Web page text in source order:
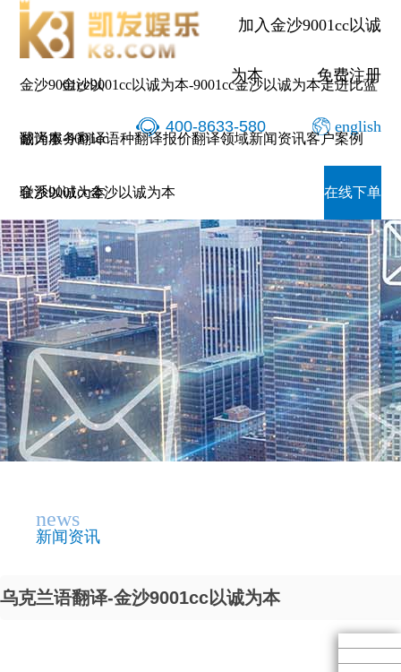
加入金沙9001cc以诚
为本 免费注册
400-8633-580 english
金沙9001cc以
诚为本-9001cc
金沙以诚为本
金沙9001cc以诚为本-9001cc金沙以诚为本走进比蓝
翻译服务翻译语种翻译报价翻译领域新闻资讯客户案例
联系9001cc金沙以诚为本 在线下单
news
新闻资讯
乌克兰语翻译-金沙9001cc以诚为本